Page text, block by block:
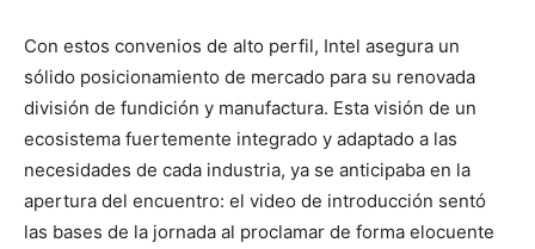
Con estos convenios de alto perfil, Intel asegura un
sólido posicionamiento de mercado para su renovada
división de fundición y manufactura. Esta visión de un
ecosistema fuertemente integrado y adaptado a las
necesidades de cada industria, ya se anticipaba en la
apertura del encuentro: el video de introducción sentó
las bases de la jornada al proclamar de forma elocuente